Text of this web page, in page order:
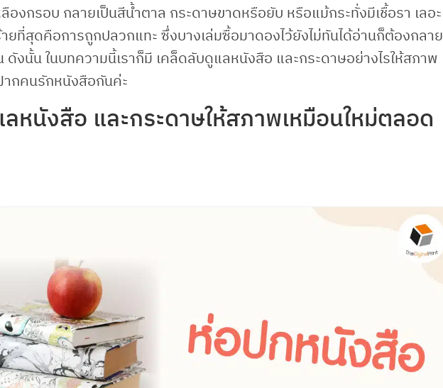
องกรอบ กลายเป็นสีน้ำตาล กระดาษขาดหรือยับ หรือแม้กระทั่งมีเชื้อรา เลอะ
ยที่สุดคือการถูกปลวกแทะ ซึ่งบางเล่มซื้อมาดองไว้ยังไม่ทันได้อ่านก็ต้องกลาย
ดังนั้น ในบทความนี้เราก็มี เคล็ดลับดูแลหนังสือ และกระดาษอย่างไรให้สภาพ
ากคนรักหนังสือกันค่ะ
หนังสือ และกระดาษให้สภาพเหมือนใหม่ตลอด